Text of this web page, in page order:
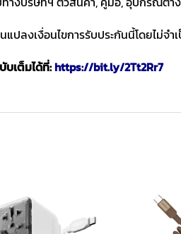
ปลงเงื่อนไขการรับประกันนี้โดยไม่จ
บเต็มได้ที่:https://bit.ly/2Tt2Rr7